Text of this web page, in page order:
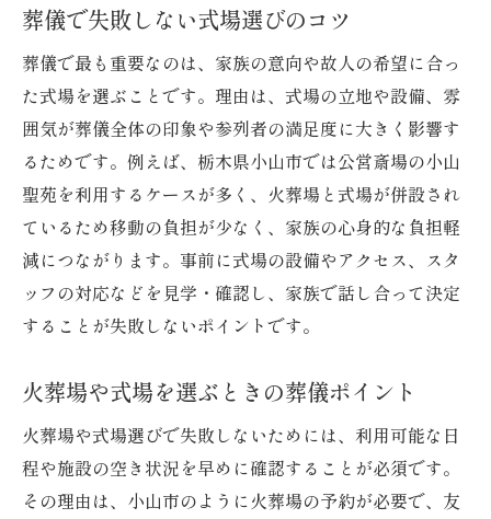
葬儀で失敗しない式場選びのコツ
葬儀で最も重要なのは、家族の意向や故人の希望に合っ
た式場を選ぶことです。理由は、式場の立地や設備、雰
囲気が葬儀全体の印象や参列者の満足度に大きく影響す
るためです。例えば、栃木県小山市では公営斎場の小山
聖苑を利用するケースが多く、火葬場と式場が併設され
ているため移動の負担が少なく、家族の心身的な負担軽
減につながります。事前に式場の設備やアクセス、スタ
ッフの対応などを見学・確認し、家族で話し合って決定
することが失敗しないポイントです。
火葬場や式場を選ぶときの葬儀ポイント
火葬場や式場選びで失敗しないためには、利用可能な日
程や施設の空き状況を早めに確認することが必須です。
その理由は、小山市のように火葬場の予約が必要で、友